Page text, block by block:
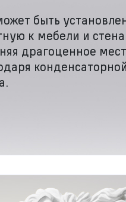
быть
к мебели и
драгоценное